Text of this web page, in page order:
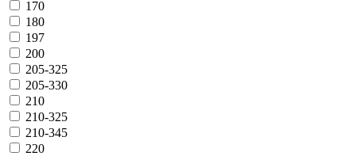
170
180
197
200
205-325
205-330
210
210-325
210-345
220